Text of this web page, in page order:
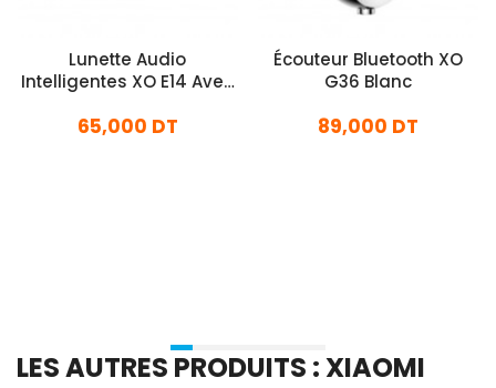
Lunette Audio
Intelligentes XO E14 Avec
65,000 DT
Écouteur Bluetooth XO
G36 Blanc
89,000 DT
LES AUTRES PRODUITS : XIAOMI